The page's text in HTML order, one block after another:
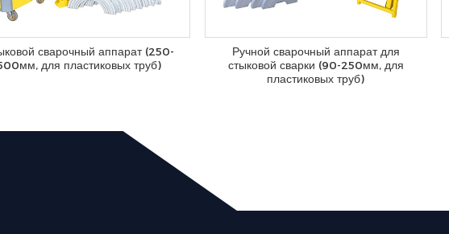
сварочный аппарат (250-
для пластиковых труб)
Ручной сварочный аппарат для
стыковой сварки (90-250мм, для
пластиковых труб)